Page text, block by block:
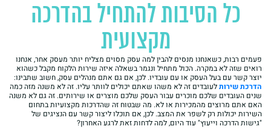
כל הסיבות להתחיל בהדרכה
מקצועית
פעמים רבות, כשאנחנו מנסים להבין למה עסק מסוים מצליח יותר מעסק אחר, אנחנו
רואים שזה לא במקרה. הכול מתחיל ונגמר בשאלה איזה שירות הלקוח מקבל כשהוא
יוצר קשר עם בעל העסק או עם עובדיו. לכן, אם גם אתם מנהלים עסק, חשוב שתבינו:
הדרכת שירותלעובדים זה לא משהו שאתם יכולים לוותר עליו. זה לא משנה מזה כמה
שנים העובדים שלכם מוכרים עבור העסק שלכם מוצרים או שירותים. זה גם לא משנה
האם אתם מרוצים מהמכירות או לא. מה שבטוח זה שהדרכות מקצועיות בתחום
השירות יכולות רק לשפר את המצב. לכן, אם תוכלו ליצור קשר עם הנציגים של
"גישות הדרכה וייעוץ" עוד היום, למה לדחות זאת לרגע האחרון?